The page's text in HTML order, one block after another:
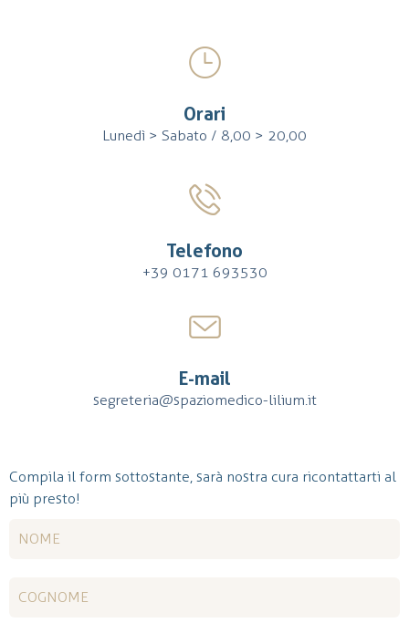
Orari
Lunedì > Sabato / 8,00 > 20,00
Telefono
+39 0171 693530
E-mail
segreteria@spaziomedico-lilium.it
Compila il form sottostante, sarà nostra cura ricontattarti al
più presto!